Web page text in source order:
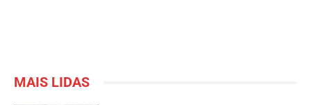
MAIS LIDAS